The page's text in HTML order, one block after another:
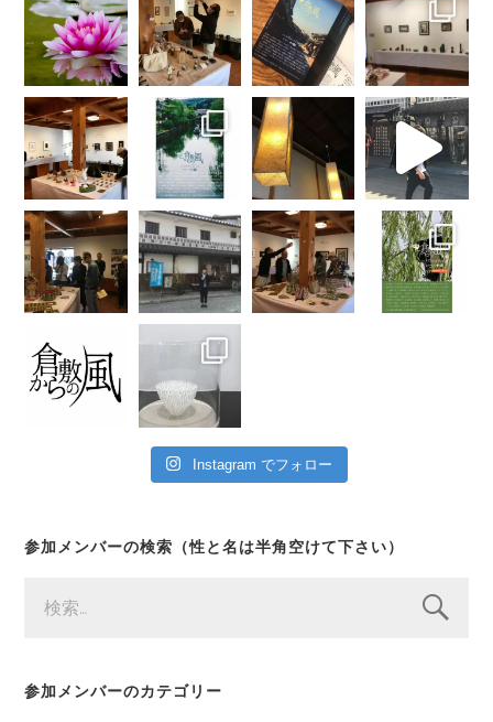
Instagram でフォロー
参加メンバーの検索（性と名は半角空けて下さい）
索:
参加メンバーのカテゴリー